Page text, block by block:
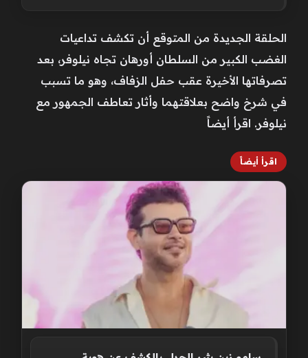
الحلقة الجديدة من المتوقع أن تكشف تداعيات
الغضب الكبير من السلطان أورهان تجاه نيلوفر، بعد
تصرفاتها الأخيرة عقب حفل الزفاف، وهو ما تسبب
في شرخ واضح بعلاقتهما وأثار تعاطف الجمهور مع
نيلوفر. اقرأ أيضاً
اقرأ أيضاً